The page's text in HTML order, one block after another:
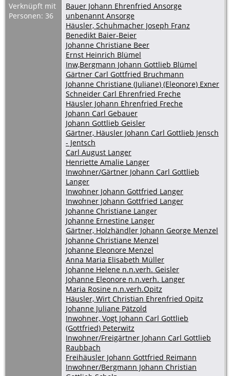
Verknüpft mit
Personen: 36
Bauer Johann Ehrenfried Ansorge
unbenannt Ansorge
Häusler, Schuhmacher Joseph Franz
Benedikt Baier-Beier
Johanne Christiane Beer
Ernst Heinrich Blümel
Inw,Bergmann Johann Gottlieb Blümel
Gärtner Carl Gottfried Bruchmann
Johanne Christiane (Juliane) (Eleonore) Exner
Schneider Carl Ehrenfried Freche
Häusler Johann Ehrenfried Freche
Johann Carl Gebauer
Johann Gottlieb Geisler
Gärtner, Häusler Johann Carl Gottlieb Jensch
- Jentsch
Carl August Langer
Henriette Amalie Langer
Inwohner/Gärtner Johann Carl Gottlieb
Langer
Inwohner Johann Gottfried Langer
Inwohner Johann Gottfried Langer
Johanne Christiane Langer
Johanne Ernestine Langer
Gärtner, Holzhändler Johann George Menzel
Johanne Christiane Menzel
Johanne Eleonore Menzel
Anna Maria Elisabeth Müller
Johanne Helene n.n.verh. Geisler
Johanne Eleonore n.n.verh. Langer
Maria Rosine n.n.verh.Opitz
Häusler, Wirt Christian Ehrenfried Opitz
Johanne Juliane Pätzold
Inwohner, Vogt Johann Carl Gottlieb
(Gottfried) Peterwitz
Inwohner/Freigärtner Johann Carl Gottlieb
Raubbach
Freihäusler Johann Gottfried Reimann
Inwohner/Bergmann Johann Christian